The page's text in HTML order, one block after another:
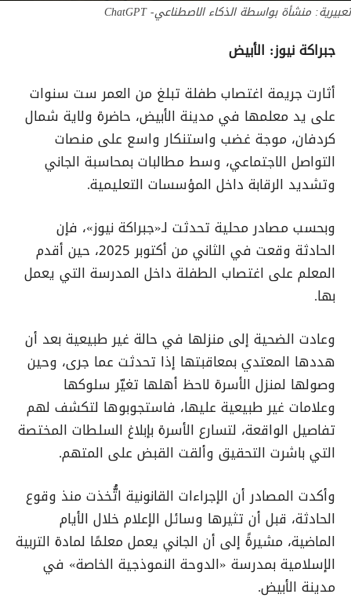
تعبيرية: منشأة بواسطة الذكاء الاصطناعي- ChatGPT
جبراكة نيوز: الأبيض
أثارت جريمة اغتصاب طفلة تبلغ من العمر ست سنوات
على يد معلمها في مدينة الأبيض، حاضرة ولاية شمال
كردفان، موجة غضب واستنكار واسع على منصات
التواصل الاجتماعي، وسط مطالبات بمحاسبة الجاني
وتشديد الرقابة داخل المؤسسات التعليمية.
وبحسب مصادر محلية تحدثت لـ«جبراكة نيوز»، فإن
الحادثة وقعت في الثاني من أكتوبر 2025، حين أقدم
المعلم على اغتصاب الطفلة داخل المدرسة التي يعمل
بها.
وعادت الضحية إلى منزلها في حالة غير طبيعية بعد أن
هددها المعتدي بمعاقبتها إذا تحدثت عما جرى، وحين
وصولها لمنزل الأسرة لاحظ أهلها تغيّر سلوكها
وعلامات غير طبيعية عليها، فاستجوبوها لتكشف لهم
تفاصيل الواقعة، لتسارع الأسرة بإبلاغ السلطات المختصة
التي باشرت التحقيق وألقت القبض على المتهم.
وأكدت المصادر أن الإجراءات القانونية اتُّخذت منذ وقوع
الحادثة، قبل أن تثيرها وسائل الإعلام خلال الأيام
الماضية، مشيرةً إلى أن الجاني يعمل معلمًا لمادة التربية
الإسلامية بمدرسة «الدوحة النموذجية الخاصة» في
مدينة الأبيض.